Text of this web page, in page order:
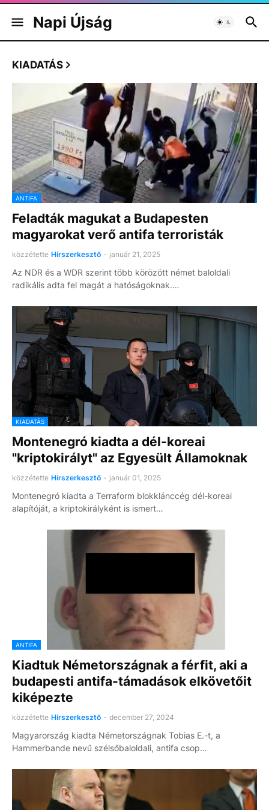
Napi Újság
KIADATÁS
ANTIFA
Feladták magukat a Budapesten
magyarokat verő antifa terroristák
közzétette Hírszerkesztő - január 21, 2025
Az NDR és a WDR szerint több körözött német baloldali
radikális adta fel magát a hatóságoknak.…
KIADATÁS
Montenegró kiadta a dél-koreai
"kriptokirályt" az Egyesült Államoknak
közzétette Hírszerkesztő - január 01, 2025
Montenegró kiadta a Terraform blokklánccég dél-koreai
alapítóját, a kriptokirályként is ismert…
ANTIFA
Kiadtuk Németországnak a férfit, aki a
budapesti antifa-támadások elkövetőit
kiképezte
közzétette Hírszerkesztő - december 27, 2024
Magyarország kiadta Németországnak Tobias E.-t, a
Hammerbande nevű szélsőbaloldali, antifa csop…